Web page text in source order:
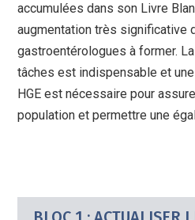
accumulées dans son Livre
augmentation très significative
gastroentérologues à former.
tâches est indispensable et
HGE est nécessaire pour
population et permettre une